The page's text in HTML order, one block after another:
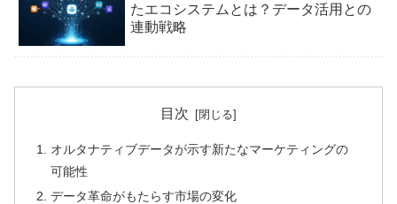
たエコシステムとは？データ活用との
連動戦略
目次
オルタナティブデータが示す新たなマーケティングの
可能性
データ革命がもたらす市場の変化